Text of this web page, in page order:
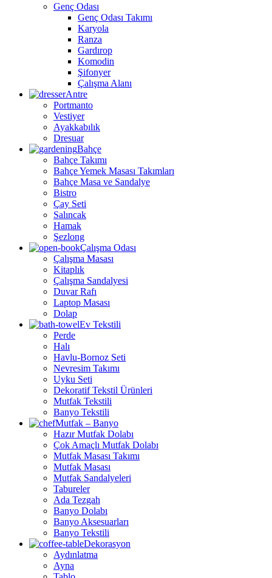
Genç Odası
Genç Odası Takımı
Karyola
Ranza
Gardırop
Komodin
Şifonyer
Çalışma Alanı
Antre
Portmanto
Vestiyer
Ayakkabılık
Dresuar
Bahçe
Bahçe Takımı
Bahçe Yemek Masası Takımları
Bahçe Masa ve Sandalye
Bistro
Çay Seti
Salıncak
Hamak
Şezlong
Çalışma Odası
Çalışma Masası
Kitaplık
Çalışma Sandalyesi
Duvar Rafı
Laptop Masası
Dolap
Ev Tekstili
Perde
Halı
Havlu-Bornoz Seti
Nevresim Takımı
Uyku Seti
Dekoratif Tekstil Ürünleri
Mutfak Tekstili
Banyo Tekstili
Mutfak – Banyo
Hazır Mutfak Dolabı
Çok Amaçlı Mutfak Dolabı
Mutfak Masası Takımı
Mutfak Masası
Mutfak Sandalyeleri
Tabureler
Ada Tezgah
Banyo Dolabı
Banyo Aksesuarları
Banyo Tekstili
Dekorasyon
Aydınlatma
Ayna